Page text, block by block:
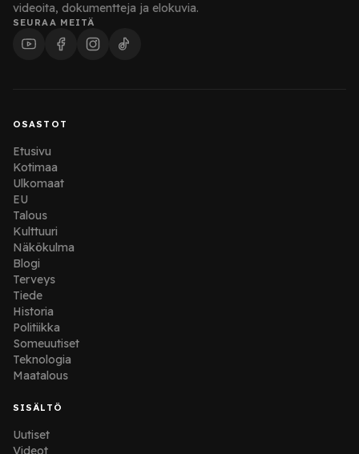
videoita, dokumentteja ja elokuvia.
SEURAA MEITÄ
OSASTOT
Etusivu
Kotimaa
Ulkomaat
EU
Talous
Kulttuuri
Näkökulma
Blogi
Terveys
Tiede
Historia
Politiikka
Someuutiset
Teknologia
Maatalous
SISÄLTÖ
Uutiset
Videot